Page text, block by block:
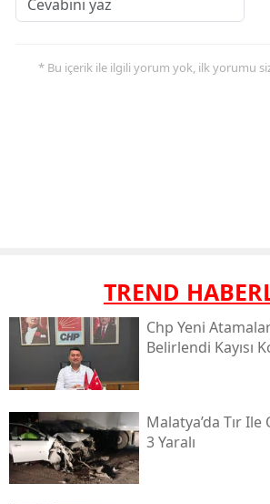
* Bu içerik ile ilgili yorum yok, ilk yorumu siz
TREND
Chp Yeni
Belirlendi Kayısı
Malatya’da Tır
3 Yaralı